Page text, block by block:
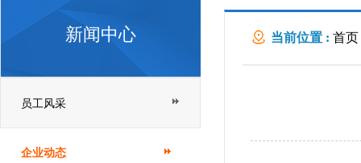
新闻中心
员工风采
企业动态
当前位置 : 首页